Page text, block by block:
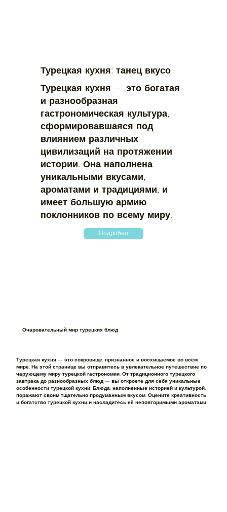
Турецкая кухня: танец вкусо
Турецкая кухня — это богатая
и разнообразная
гастрономическая культура,
сформировавшаяся под
влиянием различных
цивилизаций на протяжении
истории. Она наполнена
уникальными вкусами,
ароматами и традициями, и
имеет большую армию
поклонников по всему миру.
Подробно
Турецкая кухня — это сокровище, признанное и восхищаемое во всём
мире. На этой странице вы отправитесь в увлекательное путешествие по
чарующему миру турецкой гастрономии. От традиционного турецкого
завтрака до разнообразных блюд — вы откроете для себя уникальные
особенности турецкой кухни. Блюда, наполненные историей и культурой,
поражают своим тщательно продуманным вкусом. Оцените креативность
и богатство турецкой кухни и насладитесь её неповторимыми ароматами.
Очаровательный мир турецких блюд